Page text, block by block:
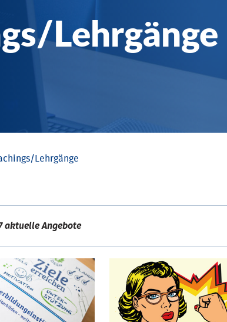
­Lehrgänge
­Lehrgänge
aktuelle Angebote